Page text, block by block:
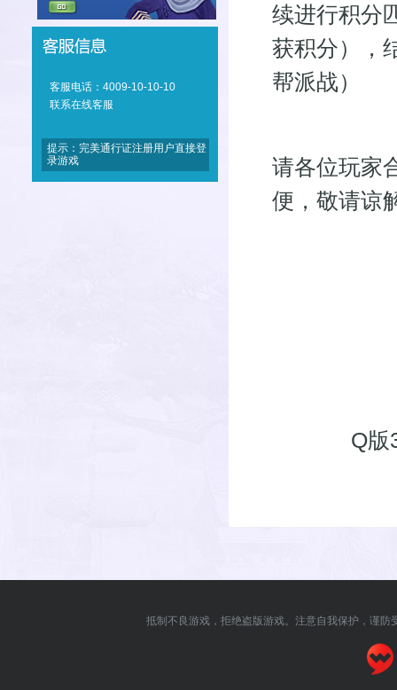
客服电话：4009-10-10-10
联系在线客服
提示：完美通行证注册用户直接登
录游戏
续进行积分
获积分），
帮派战）
请各位玩家
便，敬请谅
Q版
抵制不良游戏，拒绝盗版游戏。注意自我保护，谨防